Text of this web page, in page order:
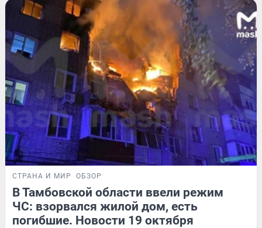
СТРАНА И МИР ОБЗОР
В Тамбовской области ввели режим
ЧС: взорвался жилой дом, есть
погибшие. Новости 19 октября